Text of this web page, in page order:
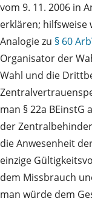
vom 9. 11. 2006 in
erklären;
Analogie zu § 60
Organisator der
Wahl und die
man § 22a BEinstG
der
die Anwesenheit
einzige
dem Missbrauch
man würde dem